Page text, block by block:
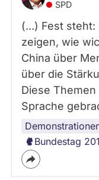
SPD
(...) Fest
zeigen, wie
China über
über die
Diese
Sprache
Internationales
Bundestag